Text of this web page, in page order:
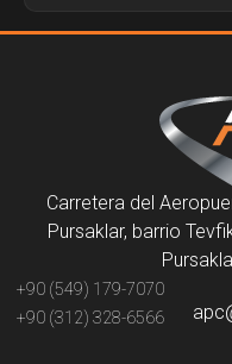
Carretera del
Pursaklar, barrio
+90 (549) 179-7070
+90 (312) 328-6566